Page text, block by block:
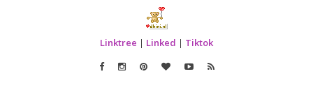
Linktree | Linked | Tiktok